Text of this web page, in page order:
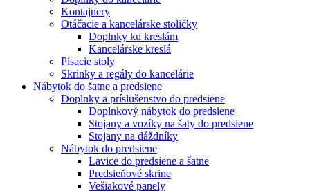
Kontajnery
Otáčacie a kancelárske stoličky
Doplnky ku kreslám
Kancelárske kreslá
Písacie stoly
Skrinky a regály do kancelárie
Nábytok do šatne a predsiene
Doplnky a príslušenstvo do predsiene
Doplnkový nábytok do predsiene
Stojany a vozíky na šaty do predsiene
Stojany na dáždníky
Nábytok do predsiene
Lavice do predsiene a šatne
Predsieňové skrine
Vešiakové panely